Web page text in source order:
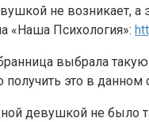
не возникает, а
«Наша Психология»:
выбрала такую
это в данном
девушкой не было